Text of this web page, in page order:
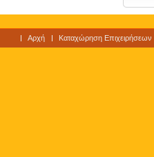
Αρχή Καταχώρηση Επιχειρήσεων